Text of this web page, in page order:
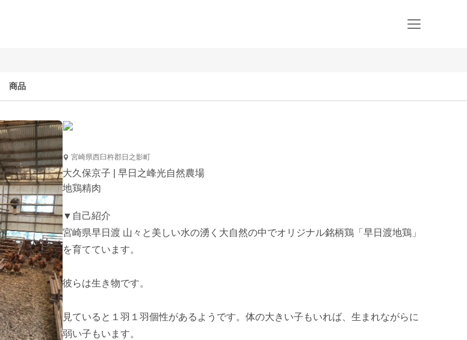
商品
宮崎県西臼杵郡日之影町
大久保京子 | 早日之峰光自然農場
地鶏精肉
▼自己紹介
宮崎県早日渡 山々と美しい水の湧く大自然の中でオリジナル銘柄鶏「早日渡地鶏」
を育てています。
彼らは生き物です。
見ていると１羽１羽個性があるようです。体の大きい子もいれば、生まれながらに
弱い子もいます。